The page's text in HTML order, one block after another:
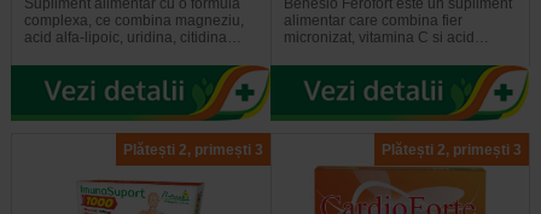
complexa, ce combina magneziu,
acid alfa-lipoic, uridina, citidina…
alimentar care combina fier
micronizat, vitamina C si acid…
Plătești 2, primești 3 Plătești 2, primești 3